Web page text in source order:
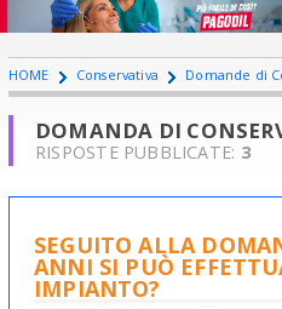
HOME Conservativa Domande di
DOMANDA DI
RISPOSTE PUBBLICATE: 3
SEGUITO ALLA
ANNI SI PUÒ
IMPIANTO?